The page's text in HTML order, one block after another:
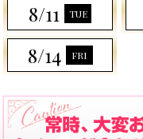
8/11 TUE
8/14 FRI